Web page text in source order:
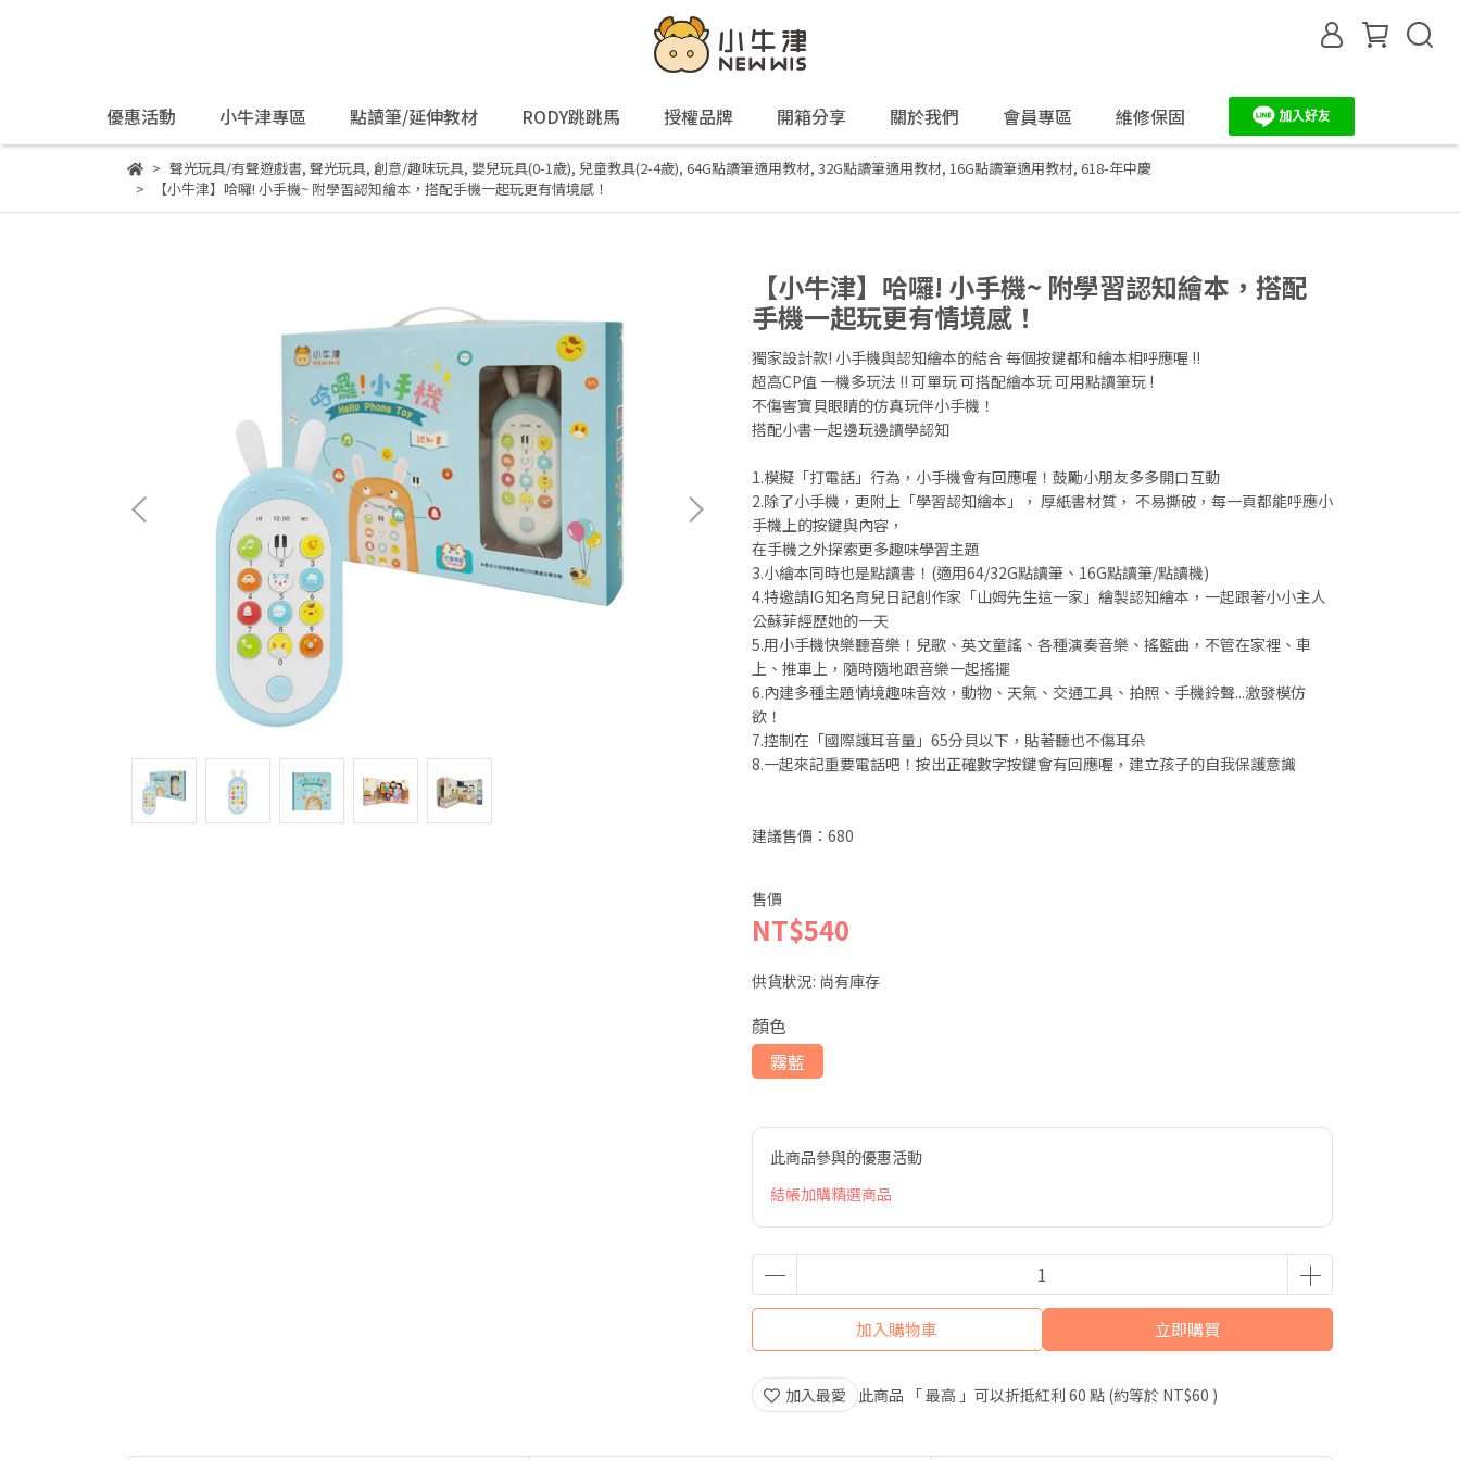
優惠活動 小牛津專區 點讀筆/延伸教材 RODY跳跳馬 授權品牌 開箱分享 關於我們 會員專區 維修保固
聲光玩具/有聲遊戲書, 聲光玩具, 創意/趣味玩具, 嬰兒玩具(0-1歲), 兒童教具(2-4歲), 64G點讀筆適用教材, 32G點讀筆適用教材, 16G點讀筆適用教材, 618-年中慶
【小牛津】哈囉! 小手機~ 附學習認知繪本，搭配手機一起玩更有情境感！
【小牛津】哈囉! 小手機~ 附學習認知繪本，搭配
手機一起玩更有情境感！
獨家設計款! 小手機與認知繪本的結合 每個按鍵都和繪本相呼應喔 !!
超高CP值 一機多玩法 !! 可單玩 可搭配繪本玩 可用點讀筆玩 !
不傷害寶貝眼睛的仿真玩伴小手機！
搭配小書一起邊玩邊讀學認知
1.模擬「打電話」行為，小手機會有回應喔！鼓勵小朋友多多開口互動
2.除了小手機，更附上「學習認知繪本」， 厚紙書材質， 不易撕破，每一頁都能呼應小
手機上的按鍵與內容，
在手機之外探索更多趣味學習主題
3.小繪本同時也是點讀書！(適用64/32G點讀筆、16G點讀筆/點讀機)
4.特邀請IG知名育兒日記創作家「山姆先生這一家」繪製認知繪本，一起跟著小小主人
公蘇菲經歷她的一天
5.用小手機快樂聽音樂！兒歌、英文童謠、各種演奏音樂、搖籃曲，不管在家裡、車
上、推車上，隨時隨地跟音樂一起搖擺
6.內建多種主題情境趣味音效，動物、天氣、交通工具、拍照、手機鈴聲...激發模仿
欲！
7.控制在「國際護耳音量」65分貝以下，貼著聽也不傷耳朵
8.一起來記重要電話吧！按出正確數字按鍵會有回應喔，建立孩子的自我保護意識
建議售價：680
售價
NT$540
供貨狀況: 尚有庫存
顏色
霧藍
此商品參與的優惠活動
結帳加購精選商品
加入購物車 立即購買
加入最愛 此商品 「 最高 」可以折抵紅利 60 點 (約等於 NT$60 )